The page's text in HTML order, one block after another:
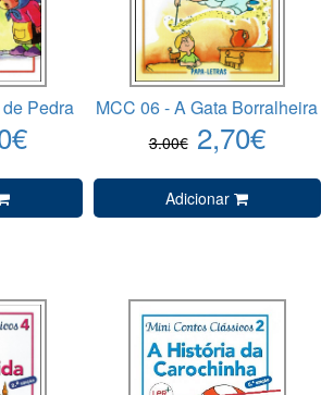
Pedra MCC 06 - A Gata Borralheira
3.00€ 2,70€
Adicionar